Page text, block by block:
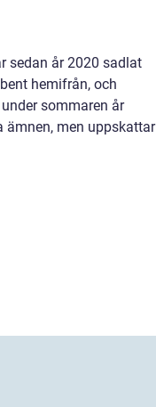
sedan år 2020 sadlat
hemifrån, och
sommaren år
ämnen, men uppskattar